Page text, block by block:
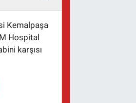
Kemalpaşa
Hospital
karşısı